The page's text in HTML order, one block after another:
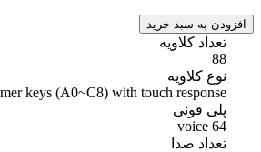
افزودن به سبد خرید
تعداد کلاویه
88
نوع کلاویه
keys (A0~C8) with touch response
پلی فونی
64 voice
تعداد صدا